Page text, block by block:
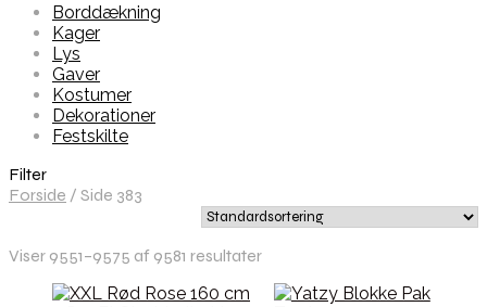
Borddækning
Kager
Lys
Gaver
Kostumer
Dekorationer
Festskilte
Filter
Forside / Side 383
Viser 9551–9575 af 9581 resultater